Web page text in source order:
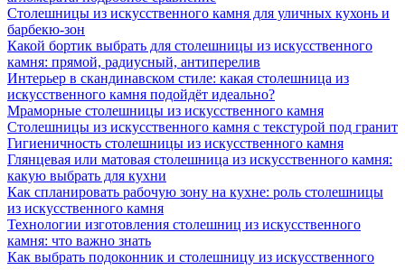
Столешницы из искусственного камня для уличных кухонь и
барбекю-зон
Какой бортик выбрать для столешницы из искусственного
камня: прямой, радиусный, антиперелив
Интерьер в скандинавском стиле: какая столешница из
искусственного камня подойдёт идеально?
Мраморные столешницы из искусственного камня
Столешницы из искусственного камня с текстурой под гранит
Гигиеничность столешницы из искусственного камня
Глянцевая или матовая столешница из искусственного камня:
какую выбрать для кухни
Как спланировать рабочую зону на кухне: роль столешницы
из искусственного камня
Технологии изготовления столешниц из искусственного
камня: что важно знать
Как выбрать подоконник и столешницу из искусственного